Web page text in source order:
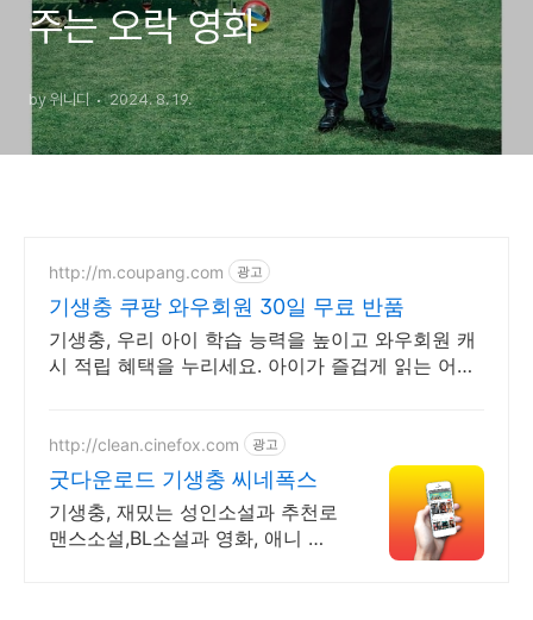
주는 오락 영화
by 위니디 2024. 8. 19.
http://m.coupang.com 광고
기생충 쿠팡 와우회원 30일 무료 반품
기생충, 우리 아이 학습 능력을 높이고 와우회원 캐
시 적립 혜택을 누리세요. 아이가 즐겁게 읽는 어린
http://clean.cinefox.com 광고
굿다운로드 기생충 씨네폭스
기생충, 재밌는 성인소설과 추천로
맨스소설,BL소설과 영화, 애니 제